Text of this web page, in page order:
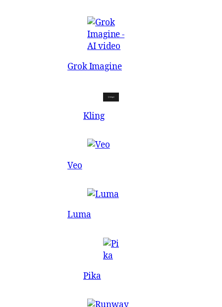
Grok Imagine
Kling
Veo
Luma
Pika